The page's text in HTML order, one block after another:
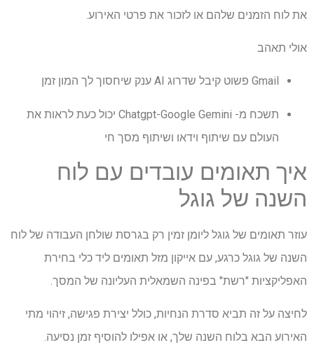
את לוח הזמנים שלהם או לזכור את פרטי האירוע.
אולי תאהב
Gmail פשוט קיבל שדרוג AI ענק שיחסוך לך המון זמן
תשכח מ- Chatgpt-Google Gemini יכול כעת לראות את
העולם עם שיתוף וידאו ושיתוף מסך חי
איך תאומים עובדים עם לוח
השנה של גוגל
עוזר תאומים של גוגל ליומן זמין רק בגרסת שולחן העבודה של לוח
השנה של גוגל כרגע, עם אייקון מזל תאומים ליד כלי בחירת
האפליקציות "רשת" בפינה השמאלית העליונה של המסך.
לחיצה על זה תביא סדרת הנחיות, כולל יצירת פגישה, זיהוי מתי
האירוע הבא בלוח השנה שלך, או אפילו להוסיף זמן נסיעה.